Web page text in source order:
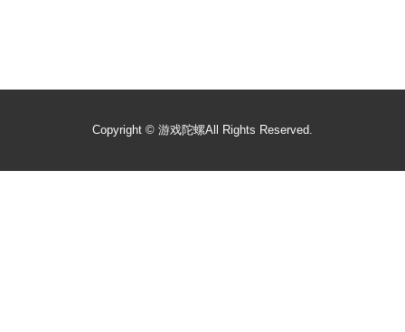
Copyright © 游戏陀螺All Rights Reserved.